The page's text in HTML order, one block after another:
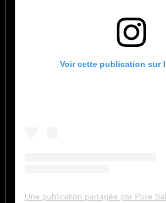
Voir cette publication sur